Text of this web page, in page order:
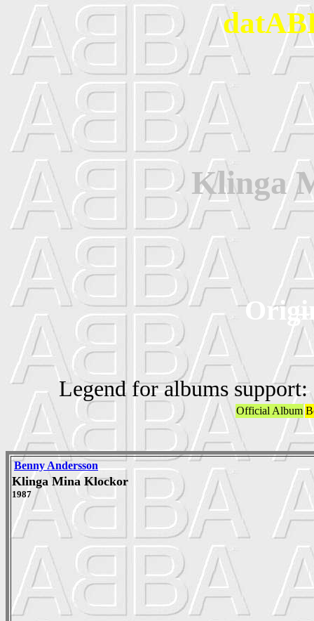
Klinga
Legend for albums support:
Official Album
Benny Andersson
Klinga Mina Klockor
1987